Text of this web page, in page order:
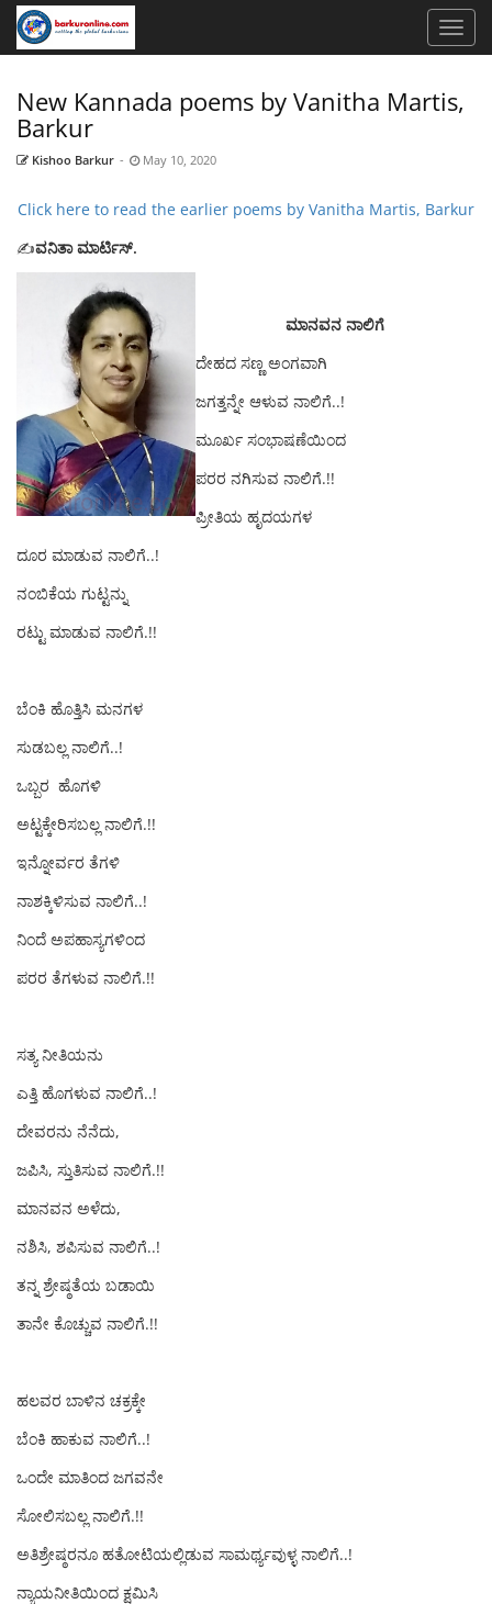
New Kannada poems by Vanitha Martis,
Barkur
Kishoo Barkur - May 10, 2020
Click here to read the earlier poems by Vanitha Martis, Barkur
✍️ವನಿತಾ ಮಾರ್ಟಿಸ್.
ಮಾನವನ ನಾಲಿಗೆ
ದೇಹದ ಸಣ್ಣ ಅಂಗವಾಗಿ
ಜಗತ್ತನ್ನೇ ಆಳುವ ನಾಲಿಗೆ..!
ಮೂರ್ಖ ಸಂಭಾಷಣೆಯಿಂದ
ಪರರ ನಗಿಸುವ ನಾಲಿಗೆ.!!
ಪ್ರೀತಿಯ ಹೃದಯಗಳ
ದೂರ ಮಾಡುವ ನಾಲಿಗೆ..!
ನಂಬಿಕೆಯ ಗುಟ್ಟನ್ನು
ರಟ್ಟು ಮಾಡುವ ನಾಲಿಗೆ.!!
ಬೆಂಕಿ ಹೊತ್ತಿಸಿ ಮನಗಳ
ಸುಡಬಲ್ಲ ನಾಲಿಗೆ..!
ಒಬ್ಬರ ಹೊಗಳಿ
ಅಟ್ಟಕ್ಕೇರಿಸಬಲ್ಲ ನಾಲಿಗೆ.!!
ಇನ್ನೋರ್ವರ ತೆಗಳಿ
ನಾಶಕ್ಕಿಳಿಸುವ ನಾಲಿಗೆ..!
ನಿಂದೆ ಅಪಹಾಸ್ಯಗಳಿಂದ
ಪರರ ತೆಗಳುವ ನಾಲಿಗೆ.!!
ಸತ್ಯ ನೀತಿಯನು
ಎತ್ತಿ ಹೊಗಳುವ ನಾಲಿಗೆ..!
ದೇವರನು ನೆನೆದು,
ಜಪಿಸಿ, ಸ್ತುತಿಸುವ ನಾಲಿಗೆ.!!
ಮಾನವನ ಅಳೆದು,
ನಶಿಸಿ, ಶಪಿಸುವ ನಾಲಿಗೆ..!
ತನ್ನ ಶ್ರೇಷ್ಠತೆಯ ಬಡಾಯಿ
ತಾನೇ ಕೊಚ್ಚುವ ನಾಲಿಗೆ.!!
ಹಲವರ ಬಾಳಿನ ಚಕ್ರಕ್ಕೇ
ಬೆಂಕಿ ಹಾಕುವ ನಾಲಿಗೆ..!
ಒಂದೇ ಮಾತಿಂದ ಜಗವನೇ
ಸೋಲಿಸಬಲ್ಲ ನಾಲಿಗೆ.!!
ಅತಿಶ್ರೇಷ್ಠರನೂ ಹತೋಟಿಯಲ್ಲಿಡುವ ಸಾಮರ್ಥ್ಯವುಳ್ಳ ನಾಲಿಗೆ..!
ನ್ಯಾಯನೀತಿಯಿಂದ ಕ್ಷಮಿಸಿ